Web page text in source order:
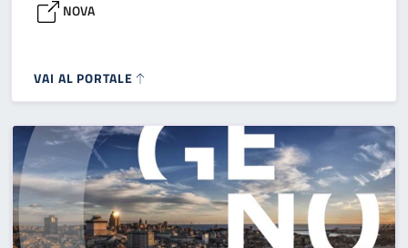
NOVA
VAI AL PORTALE